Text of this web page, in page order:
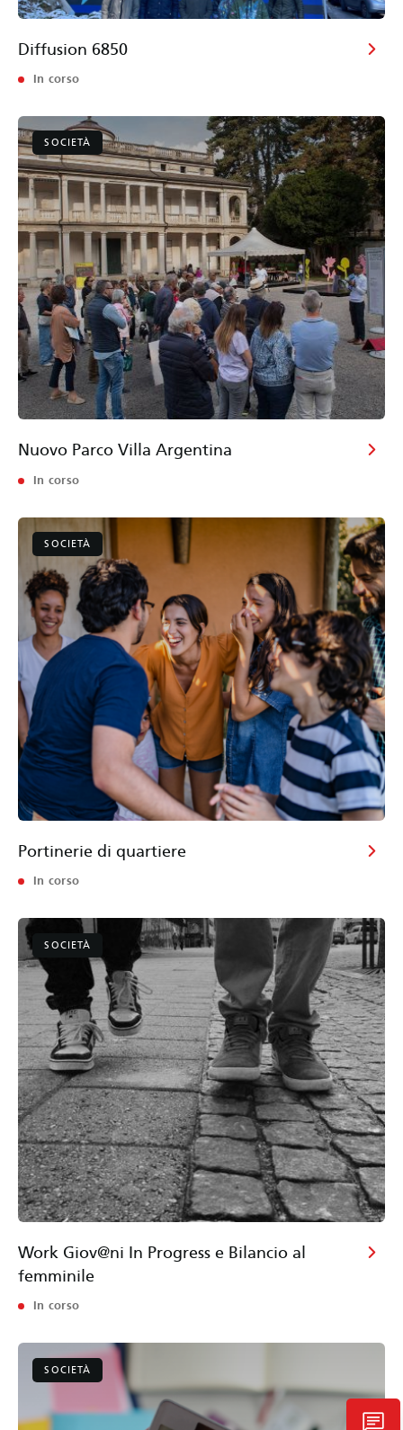
Diffusion 6850
In corso
SOCIETÀ
Nuovo Parco Villa Argentina
In corso
SOCIETÀ
Portinerie di quartiere
In corso
SOCIETÀ
Work Giov@ni In Progress e Bilancio al
femminile
In corso
SOCIETÀ
chat